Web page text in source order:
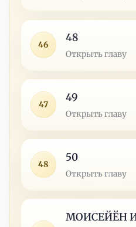
46
48
Открыть главу
47
49
Открыть главу
48
50
Открыть главу
МОИСЕЙӖН